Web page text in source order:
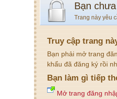
Bạn
Trang này yêu
Truy cập trang
Bạn phải mở trang
khẩu đã đăng ký rồi
Bạn làm gì tiếp
Mở trang đăng